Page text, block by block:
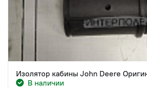
Изолятор кабины John Deere
В наличии